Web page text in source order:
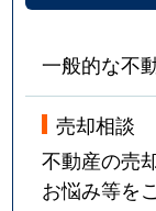
一般的な不
売却相談
不動産の売
お悩み等を